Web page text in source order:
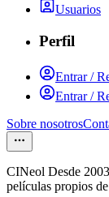
Usuarios
Perfil
Entrar /
Entrar /
Sobre nosotros
CINeol Desde
películas propios